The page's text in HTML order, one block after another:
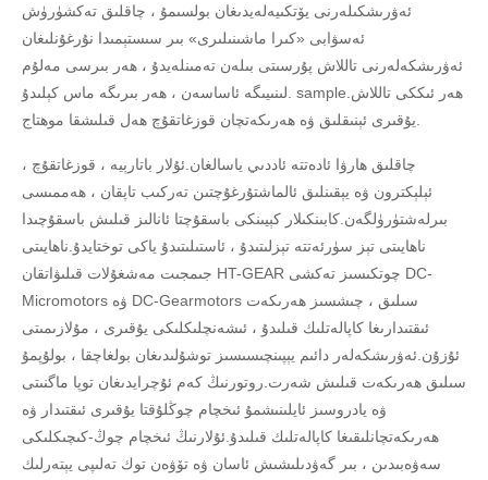
ئەۋرىشكىلەرنى يۆتكىيەلەيدىغان بولسىمۇ ، چاقلىق تەكشۈرۈش
ئەسۋابى «كىرا ماشىنىلىرى» بىر سىستېمىدا نۇرغۇنلىغان
ئەۋرىشكەلەرنى تاللاش پۇرسىتى بىلەن تەمىنلەيدۇ ، ھەر بىرسى مەلۇم
لىنىيىگە ئاساسەن ، ھەر بىرىگە ماس كېلىدۇ. sample.ھەر ئىككى تاللاش
چاقلىق ھارۋا ئادەتتە ئاددىي ياسالغان.ئۇلار باتارېيە ، قوزغاتقۇچ ،
ئېلېكترون ۋە يېقىنلىق ئالماشتۇرغۇچتىن تەركىب تاپقان ، ھەممىسى
بىرلەشتۈرۈلگەن.كابىنكىلار كېيىنكى باسقۇچتا ئانالىز قىلىش باسقۇچىدا
ناھايىتى تېز سۈرئەتتە تېزلىتىدۇ ، ئاستىلىتىدۇ ياكى توختايدۇ.ناھايىتى
جىمجىت مەشغۇلات قىلىۋاتقان HT-GEAR چوتكىسىز تەكشى DC-
Micromotors ۋە DC-Gearmotors سىلىق ، چىشسىز ھەرىكەت
ئىقتىدارىغا كاپالەتلىك قىلىدۇ ، ئىشەنچلىكلىكى يۇقىرى ، مۇلازىمىتى
ئۇزۇن.ئەۋرىشكەلەر دائىم يېپىنچىسىسىز توشۇلىدىغان بولغاچقا ، بولۇپمۇ
سىلىق ھەرىكەت قىلىش شەرت.روتورنىڭ كەم ئۇچرايدىغان توپا ماگنىتى
ۋە يادروسىز ئايلىنىشمۇ ئىخچام چوڭلۇقتا يۇقىرى ئىقتىدار ۋە
ھەرىكەتچانلىقىغا كاپالەتلىك قىلىدۇ.ئۇلارنىڭ ئىخچام چوڭ-كىچىكلىكى
سەۋەبىدىن ، بىر گەۋدىلىشىش ئاسان ۋە تۆۋەن توك تەلىپى يېتەرلىك